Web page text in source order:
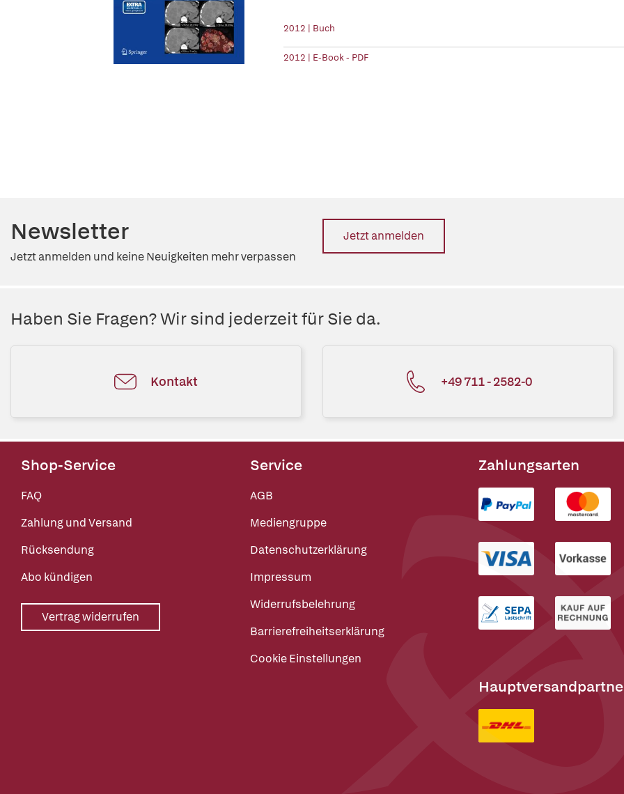
2012 | Buch
2012 | E-Book - PDF
Newsletter
Jetzt anmelden und keine Neuigkeiten mehr verpassen
Jetzt anmelden
Haben Sie Fragen? Wir sind jederzeit für Sie da.
Kontakt +49 711 - 2582-0
Shop-Service
FAQ
Zahlung und Versand
Rücksendung
Abo kündigen
Vertrag widerrufen
Service
AGB
Mediengruppe
Datenschutzerklärung
Impressum
Widerrufsbelehrung
Barrierefreiheitserklärung
Cookie Einstellungen
Zahlungsarten